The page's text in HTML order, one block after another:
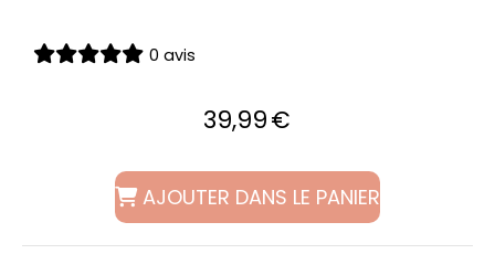
0 avis
39,99€
AJOUTER DANS LE PANIER